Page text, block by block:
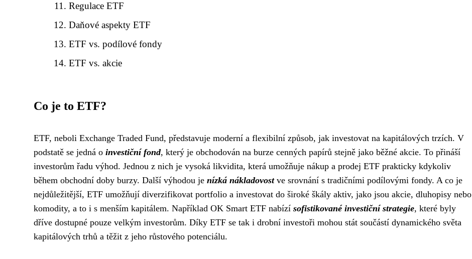
Regulace ETF
Daňové aspekty ETF
ETF vs. podílové fondy
ETF vs. akcie
Co je to ETF?
ETF, neboli Exchange Traded Fund, představuje moderní a flexibilní způsob, jak investovat na kapitálových trzích. V
podstatě se jedná o investiční fond, který je obchodován na burze cenných papírů stejně jako běžné akcie. To přináší
investorům řadu výhod. Jednou z nich je vysoká likvidita, která umožňuje nákup a prodej ETF prakticky kdykoliv
během obchodní doby burzy. Další výhodou je nízká nákladovostve srovnání s tradičními podílovými fondy. A co je
nejdůležitější, ETF umožňují diverzifikovat portfolio a investovat do široké škály aktiv, jako jsou akcie, dluhopisy nebo
komodity, a to i s menším kapitálem. Například OK Smart ETF nabízí sofistikované investiční strategie, které byly
dříve dostupné pouze velkým investorům. Díky ETF se tak i drobní investoři mohou stát součástí dynamického světa
kapitálových trhů a těžit z jeho růstového potenciálu.